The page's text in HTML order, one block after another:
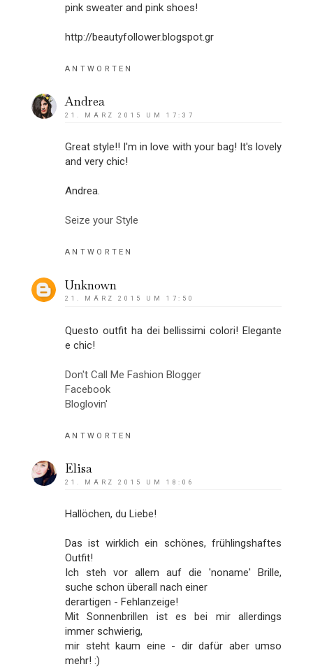
pink sweater and pink shoes!
http://beautyfollower.blogspot.gr
ANTWORTEN
Andrea
21. MÄRZ 2015 UM 17:37
Great style!! I'm in love with your bag! It's lovely
and very chic!
Andrea.
Seize your Style
ANTWORTEN
Unknown
21. MÄRZ 2015 UM 17:50
Questo outfit ha dei bellissimi colori! Elegante
e chic!
Don't Call Me Fashion Blogger
Facebook
Bloglovin'
ANTWORTEN
Elisa
21. MÄRZ 2015 UM 18:06
Hallöchen, du Liebe!
Das ist wirklich ein schönes, frühlingshaftes
Outfit!
Ich steh vor allem auf die 'noname' Brille,
suche schon überall nach einer
derartigen - Fehlanzeige!
Mit Sonnenbrillen ist es bei mir allerdings
immer schwierig,
mir steht kaum eine - dir dafür aber umso
mehr! :)